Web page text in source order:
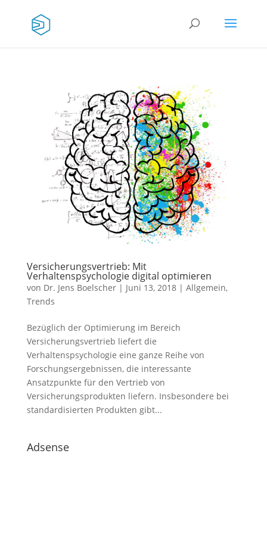
Versicherungsvertrieb: Mit
Verhaltenspsychologie digital optimieren
von Dr. Jens Boelscher| Juni 13, 2018| Allgemein,
Trends
Bezüglich der Optimierung im Bereich
Versicherungsvertrieb liefert die
Verhaltenspsychologie eine ganze Reihe von
Forschungsergebnissen, die interessante
Ansatzpunkte für den Vertrieb von
Versicherungsprodukten liefern. Insbesondere bei
standardisierten Produkten gibt...
Adsense